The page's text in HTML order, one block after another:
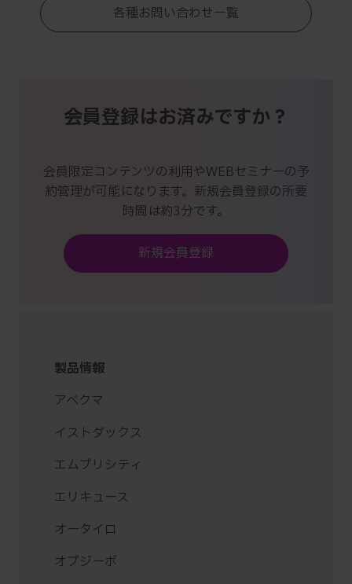
各種お問い合わせ一覧
会員登録はお済みですか？
会員限定コンテンツの利用やWEBセミナーの予
約管理が可能になります。新規会員登録の所要
時間は約3分です。
新規会員登録
製品情報
アベクマ
イストダックス
エムプリシティ
エリキュース
オータイロ
オプジーボ